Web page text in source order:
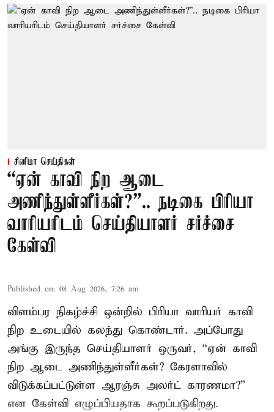
சினிமா செய்திகள்
“ஏன் காவி நிற ஆடை
அணிந்துள்ளீர்கள்?”.. நடிகை பிரியா
வாரியரிடம் செய்தியாளர் சர்ச்சை
கேள்வி
Published on: 08 Aug 2026, 7:26 am
விளம்பர நிகழ்ச்சி ஒன்றில் பிரியா வாரியர் காவி
நிற உடையில் கலந்து கொண்டார். அப்போது
அங்கு இருந்த செய்தியாளர் ஒருவர், “ஏன் காவி
நிற ஆடை அணிந்துள்ளீர்கள்? கேரளாவில்
விடுக்கப்பட்டுள்ள ஆரஞ்சு அலர்ட் காரணமா?”
என கேள்வி எழுப்பியதாக கூறப்படுகிறது.